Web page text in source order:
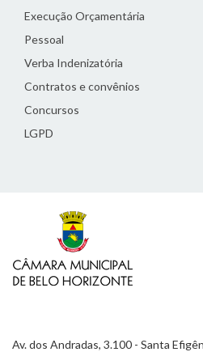
Execução Orçamentária
Pessoal
Verba Indenizatória
Contratos e convênios
Concursos
LGPD
Av. dos Andradas, 3.100 - Santa